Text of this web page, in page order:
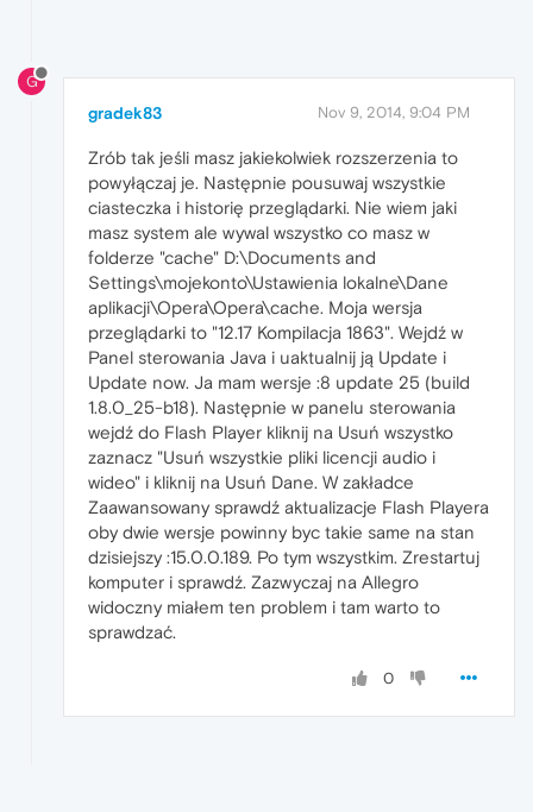
G
gradek83 Nov 9, 2014, 9:04 PM
Zrób tak jeśli masz jakiekolwiek rozszerzenia to
powyłączaj je. Następnie pousuwaj wszystkie
ciasteczka i historię przeglądarki. Nie wiem jaki
masz system ale wywal wszystko co masz w
folderze "cache" D:\Documents and
Settings\mojekonto\Ustawienia lokalne\Dane
aplikacji\Opera\Opera\cache. Moja wersja
przeglądarki to "12.17 Kompilacja 1863". Wejdź w
Panel sterowania Java i uaktualnij ją Update i
Update now. Ja mam wersje :8 update 25 (build
1.8.0_25-b18). Następnie w panelu sterowania
wejdź do Flash Player kliknij na Usuń wszystko
zaznacz "Usuń wszystkie pliki licencji audio i
wideo" i kliknij na Usuń Dane. W zakładce
Zaawansowany sprawdź aktualizacje Flash Playera
oby dwie wersje powinny byc takie same na stan
dzisiejszy :15.0.0.189. Po tym wszystkim. Zrestartuj
komputer i sprawdź. Zazwyczaj na Allegro
widoczny miałem ten problem i tam warto to
sprawdzać.
0